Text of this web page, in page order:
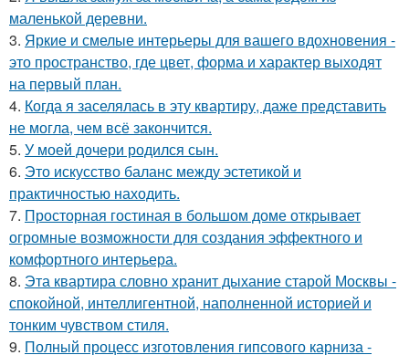
маленькой деревни.
3. Яркие и смелые интерьеры для вашего вдохновения -
это пространство, где цвет, форма и характер выходят
на первый план.
4. Когда я заселялась в эту квартиру, даже представить
не могла, чем всё закончится.
5. У моей дочери родился сын.
6. Это искусство баланс между эстетикой и
практичностью находить.
7. Просторная гостиная в большом доме открывает
огромные возможности для создания эффектного и
комфортного интерьера.
8. Эта квартира словно хранит дыхание старой Москвы -
спокойной, интеллигентной, наполненной историей и
тонким чувством стиля.
9. Полный процесс изготовления гипсового карниза -